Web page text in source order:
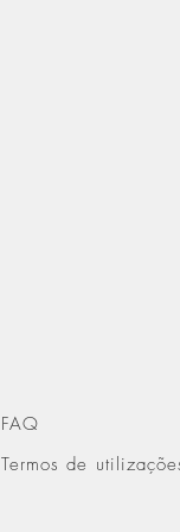
FAQ
Termos de